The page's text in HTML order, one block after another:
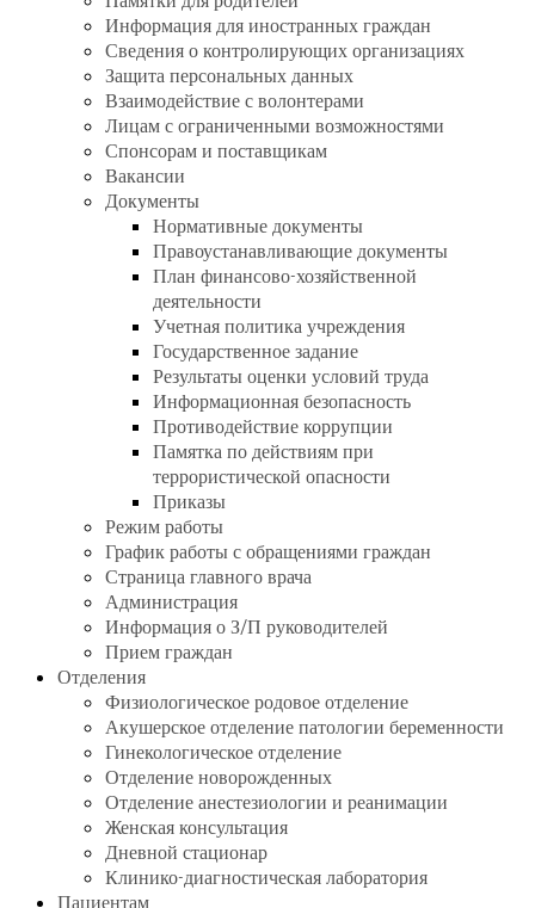
Информация для иностранных граждан
Сведения о контролирующих организациях
Защита персональных данных
Взаимодействие с волонтерами
Лицам с ограниченными возможностями
Спонсорам и поставщикам
Вакансии
Документы
Нормативные документы
Правоустанавливающие документы
План финансово-хозяйственной
деятельности
Учетная политика учреждения
Государственное задание
Результаты оценки условий труда
Информационная безопасность
Противодействие коррупции
Памятка по действиям при
террористической опасности
Приказы
Режим работы
График работы с обращениями граждан
Страница главного врача
Администрация
Информация о З/П руководителей
Прием граждан
Отделения
Физиологическое родовое отделение
Акушерское отделение патологии беременности
Гинекологическое отделение
Отделение новорожденных
Отделение анестезиологии и реанимации
Женская консультация
Дневной стационар
Клинико-диагностическая лаборатория
Пациентам